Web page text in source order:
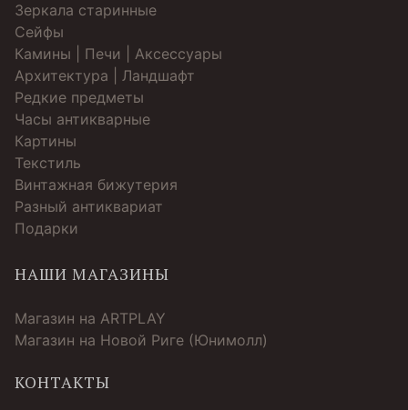
Зеркала старинные
Cейфы
Камины | Печи | Аксессуары
Архитектура | Ландшафт
Редкие предметы
Часы антикварные
Картины
Текстиль
Винтажная бижутерия
Разный антиквариат
Подарки
НАШИ МАГАЗИНЫ
Магазин на ARTPLAY
Магазин на Новой Риге (Юнимолл)
КОНТАКТЫ